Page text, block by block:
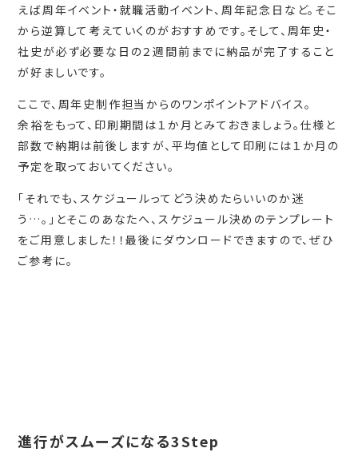
えば周年イベント・就職活動イベント、周年記念日など。そこ
から逆算して考えていくのがおすすめです。そして、周年史・
社史が必ず必要な日の２週間前までに納品が完了すること
が好ましいです。
ここで、周年史制作担当からのワンポイントアドバイス。
余裕をもって、印刷期間は１か月とみておきましょう。仕様と
部数で納期は前後しますが、平均値として印刷には１か月の
予定を取っておいてください。
「それでも、スケジュールってどう決めたらいいのか迷
う…。」とそこのあなたへ、スケジュール決めのテンプレート
をご用意しました！！最後にダウンロードできますので、ぜひ
ご参考に。
進行がスムーズになる3Step